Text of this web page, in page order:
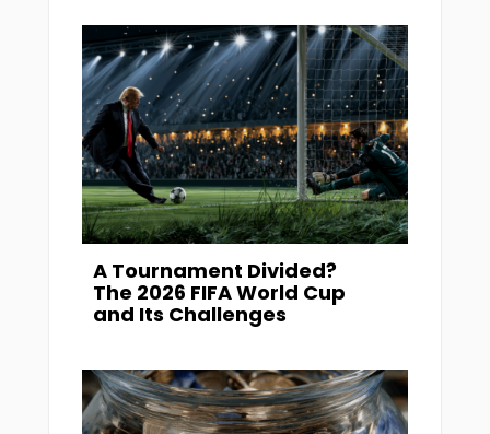
A Tournament Divided?
The 2026 FIFA World Cup
and Its Challenges